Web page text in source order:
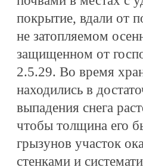
покрытие, вдали от
не затопляемом
защищенном от
2.5.29. Во время
находились в
выпадения снега
чтобы толщина его
грызунов участок
стенками и